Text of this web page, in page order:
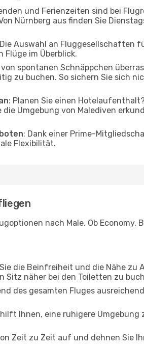
und Ferienzeiten sind bei
Nürnberg aus finden Sie
Auswahl an Fluggesellschaften
Flüge im Überblick.
spontanen Schnäppchen
zu buchen. So sichern Sie sich
: Planen Sie einen
die Umgebung von Malediven
: Dank einer Prime-
Flexibilität.
nach Male. Ob Economy,
die Beinfreiheit und die Nähe zu
Sitz näher bei den Toiletten zu
des gesamten Fluges
hilft Ihnen, eine ruhigere
Zeit zu Zeit auf und dehnen Sie